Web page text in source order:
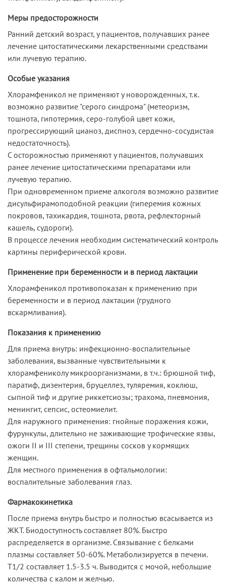
Меры предосторожности
Ранний детский возраст, у пациентов, получавших ранее
лечение цитостатическими лекарственными средствами
или лучевую терапию.
Особые указания
Хлорамфеникол не применяют у новорожденных, т.к.
возможно развитие "серого синдрома" (метеоризм,
тошнота, гипотермия, серо-голубой цвет кожи,
прогрессирующий цианоз, диспноэ, сердечно-сосудистая
недостаточность).
С осторожностью применяют у пациентов, получавших
ранее лечение цитостатическими препаратами или
лучевую терапию.
При одновременном приеме алкоголя возможно развитие
дисульфирамоподобной реакции (гиперемия кожных
покровов, тахикардия, тошнота, рвота, рефлекторный
кашель, судороги).
В процессе лечения необходим систематический контроль
картины периферической крови.
Применение при беременности и в период лактации
Хлорамфеникол противопоказан к применению при
беременности и в период лактации (грудного
вскармливания).
Показания к применению
Для приема внутрь: инфекционно-воспалительные
заболевания, вызванные чувствительными к
хлорамфениколу микроорганизмами, в т.ч.: брюшной тиф,
паратиф, дизентерия, бруцеллез, туляремия, коклюш,
сыпной тиф и другие риккетсиозы; трахома, пневмония,
менингит, сепсис, остеомиелит.
Для наружного применения: гнойные поражения кожи,
фурункулы, длительно не заживающие трофические язвы,
ожоги II и III степени, трещины сосков у кормящих
женщин.
Для местного применения в офтальмологии:
воспалительные заболевания глаз.
Фармакокинетика
После приема внутрь быстро и полностью всасывается из
ЖКТ. Биодоступность составляет 80%. Быстро
распределяется в организме. Связывание с белками
плазмы составляет 50-60%. Метаболизируется в печени.
T1/2 составляет 1.5-3.5 ч. Выводится с мочой, небольшие
количества с калом и желчью.